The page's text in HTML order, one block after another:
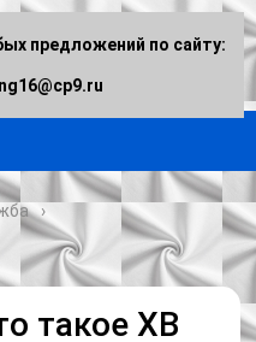
такое ХВ
предложений по сайту: